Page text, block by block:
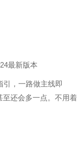
引，一路做主线即
还会多一点。不用着